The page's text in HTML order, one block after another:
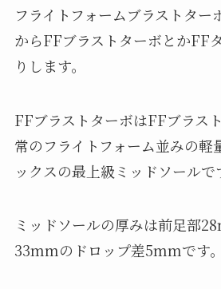
フライトフォームブラストター
からFFブラストターボとかFF
りします。
FFブラストターボはFFブラス
常のフライトフォーム並みの軽
ックスの最上級ミッドソールで
ミッドソールの厚みは前足部
33mmのドロップ差5mmです。